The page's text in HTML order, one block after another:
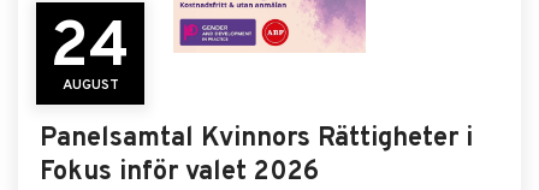
24
AUGUST
Panelsamtal Kvinnors Rättigheter i
Fokus inför valet 2026